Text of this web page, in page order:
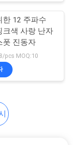
구
기
한 12 주파수
크색 사랑 난자
폿 진동자
pcs MOQ:10